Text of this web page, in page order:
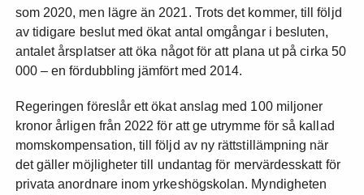
som 2020, men lägre än 2021. Trots det kommer, till följd
av tidigare beslut med ökat antal omgångar i besluten,
antalet årsplatser att öka något för att plana ut på cirka 50
000 – en fördubbling jämfört med 2014.
Regeringen föreslår ett ökat anslag med 100 miljoner
kronor årligen från 2022 för att ge utrymme för så kallad
momskompensation, till följd av ny rättstillämpning när
det gäller möjligheter till undantag för mervärdesskatt för
privata anordnare inom yrkeshögskolan. Myndigheten